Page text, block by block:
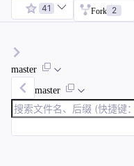
41 Fork 2
master
master